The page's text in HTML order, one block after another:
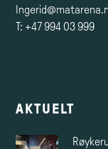
T: +47 994 03 999
AKTUELT